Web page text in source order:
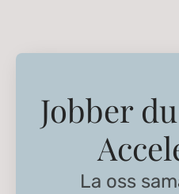
Jobber
La oss